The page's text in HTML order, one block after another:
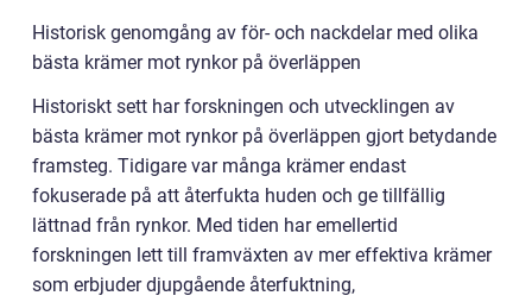
Historisk genomgång av för- och nackdelar med olika
bästa krämer mot rynkor på överläppen
Historiskt sett har forskningen och utvecklingen av
bästa krämer mot rynkor på överläppen gjort betydande
framsteg. Tidigare var många krämer endast
fokuserade på att återfukta huden och ge tillfällig
lättnad från rynkor. Med tiden har emellertid
forskningen lett till framväxten av mer effektiva krämer
som erbjuder djupgående återfuktning,